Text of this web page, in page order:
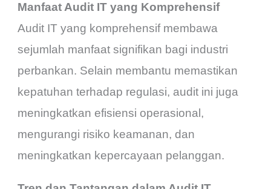
Manfaat Audit IT yang Komprehensif
Audit IT yang komprehensif membawa
sejumlah manfaat signifikan bagi industri
perbankan. Selain membantu memastikan
kepatuhan terhadap regulasi, audit ini juga
meningkatkan efisiensi operasional,
mengurangi risiko keamanan, dan
meningkatkan kepercayaan pelanggan.